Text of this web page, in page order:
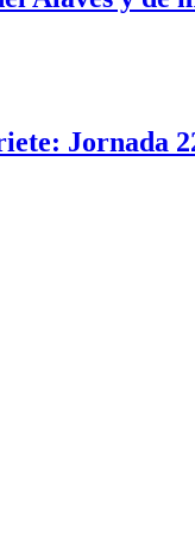
Jornada